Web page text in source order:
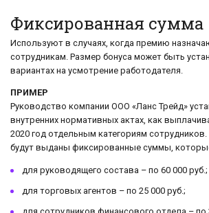
Фиксированная сумма
Используют в случаях, когда премию
сотрудникам. Размер бонуса может быть
вариантах на усмотрение работодателя.
ПРИМЕР
Руководство компании ООО «Ланс Трейд»
внутренних нормативных актах, как
2020 год отдельным категориям сотрудников.
будут выданы фиксированные суммы,
для руководящего состава – по 60 000 руб.;
для торговых агентов – по 25 000 руб.;